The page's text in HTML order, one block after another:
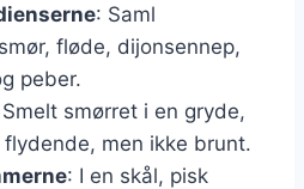
: Saml
fløde, dijonsennep,
peber.
smørret i en gryde,
men ikke brunt.
: I en skål, pisk